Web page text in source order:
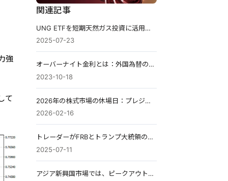
強
て
関連記事
UNG ETFを短期天然ガス投資に活用する方法
2025-07-23
オーバーナイト金利とは：外国為替の手数料、スワップ、そして計算方法を解説し
2023-10-18
2026年の株式市場の休場日：プレジデンツ・デー（大統領の日）の後はどうなる？
2026-02-16
トレーダーがFRBとトランプ大統領の動きに備え、DXY（ドル指数）は98.00に近づく
2025-07-11
アジア新興国市場では、ピークアウトへの不安が再びAIの賭けに影響を与えている。